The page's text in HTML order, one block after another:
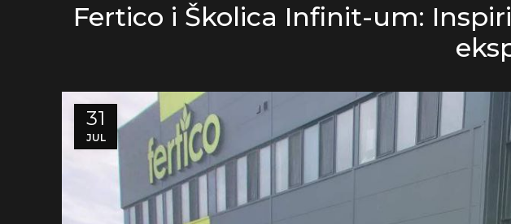
Fertico i Školica Infinit-um:
31
JUL